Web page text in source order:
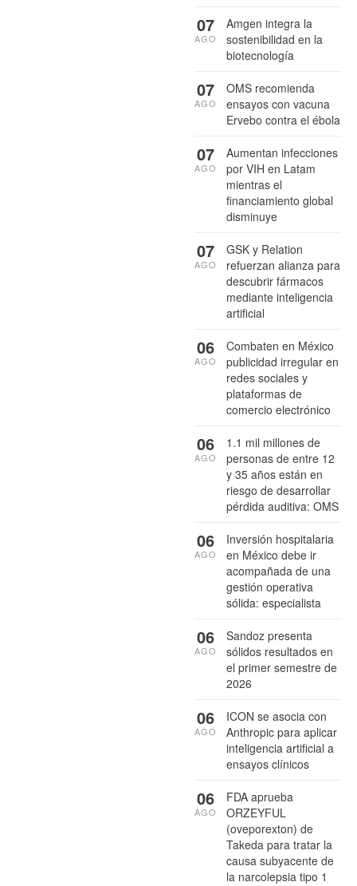
Amgen integra la
sostenibilidad en la
biotecnología
07
AGO
OMS recomienda
ensayos con vacuna
Ervebo contra el ébola
07
AGO
Aumentan infecciones
por VIH en Latam
mientras el
financiamiento global
disminuye
07
AGO
GSK y Relation
refuerzan alianza para
descubrir fármacos
mediante inteligencia
artificial
07
AGO
Combaten en México
publicidad irregular en
redes sociales y
plataformas de
comercio electrónico
06
AGO
1.1 mil millones de
personas de entre 12
y 35 años están en
riesgo de desarrollar
pérdida auditiva: OMS
06
AGO
Inversión hospitalaria
en México debe ir
acompañada de una
gestión operativa
sólida: especialista
06
AGO
Sandoz presenta
sólidos resultados en
el primer semestre de
2026
06
AGO
ICON se asocia con
Anthropic para aplicar
inteligencia artificial a
ensayos clínicos
06
AGO
FDA aprueba
ORZEYFUL
(oveporexton) de
Takeda para tratar la
causa subyacente de
la narcolepsia tipo 1
06
AGO